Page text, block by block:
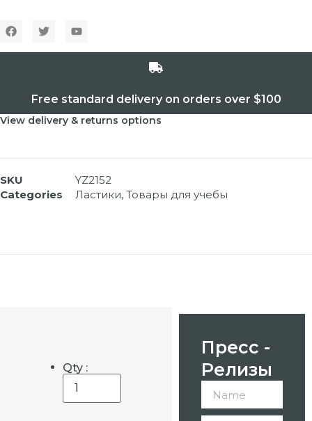
Free standard delivery on orders over $100
View delivery & returns options
SKU
YZ2152
Categories
Ластики, Товары для учебы
Qty :
Пресс -
Релизы